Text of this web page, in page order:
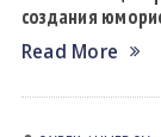
создания
Read More